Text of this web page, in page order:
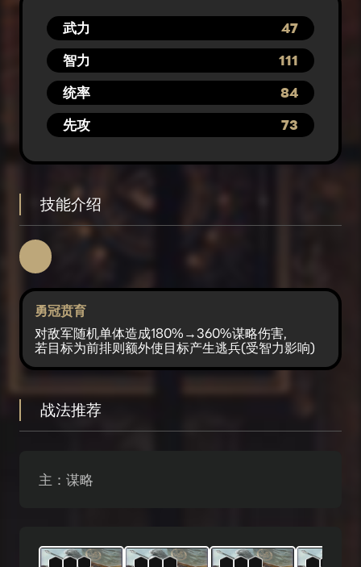
武力
47
智力
111
统率
84
先攻
73
技能介绍
勇冠贲育
对敌军随机单体造成180%→360%谋略伤害,
若目标为前排则额外使目标产生逃兵(受智力影响)
战法推荐
主：谋略